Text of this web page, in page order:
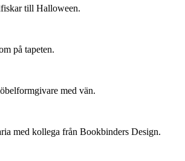
till Halloween.
på tapeten.
med vän.
med kollega från Bookbinders Design.